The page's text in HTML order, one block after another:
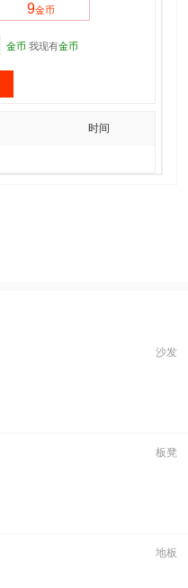
9金币
金币 我现有金币
时间
沙发
板凳
地板